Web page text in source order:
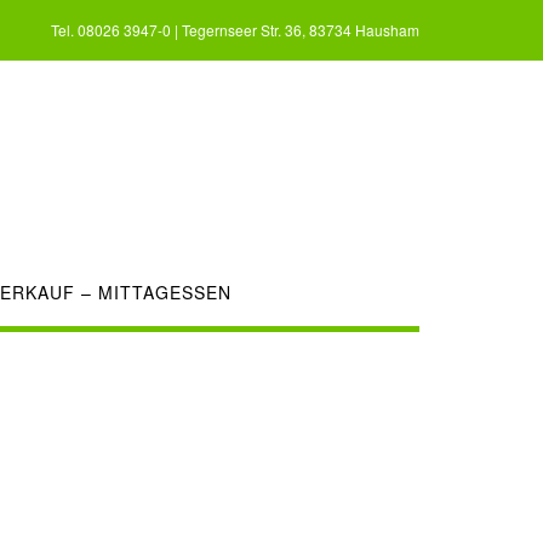
Tel. 08026 3947-0 | Tegernseer Str. 36, 83734 Hausham
– MITTAGESSEN